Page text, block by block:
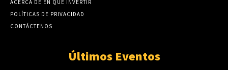
ACERCA DE EN QUÉ INVERTIR
POLÍTICAS DE PRIVACIDAD
CONTÁCTENOS
Últimos Eventos